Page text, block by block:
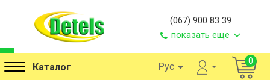
(067) 900 83 39
показать еще
Каталог Рус 0
р